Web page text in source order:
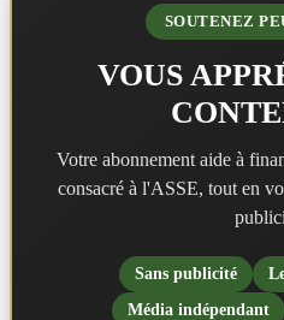
SOUTENEZ
VOUS
Votre abonnement aide à
consacré à l'ASSE, tout en
Sans publicité
Média indépendant